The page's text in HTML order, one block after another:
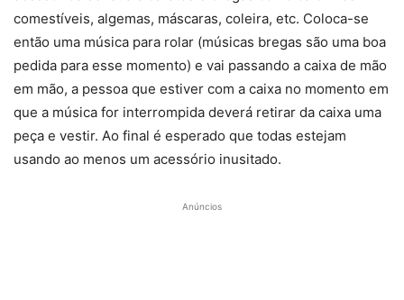
comestíveis, algemas, máscaras, coleira, etc. Coloca-se
então uma música para rolar (músicas bregas são uma boa
pedida para esse momento) e vai passando a caixa de mão
em mão, a pessoa que estiver com a caixa no momento em
que a música for interrompida deverá retirar da caixa uma
peça e vestir. Ao final é esperado que todas estejam
usando ao menos um acessório inusitado.
Anúncios